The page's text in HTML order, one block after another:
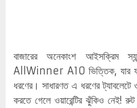
বাজারের অনেকাংশ আইসক্রিম
AllWinner A10 ভিত্তিক, যার
ধরণের। সাধারণত এ ধরণের ট্যাবলেটে
করতে গেলে ওয়ারেন্টির ঝুঁকিও নেই!